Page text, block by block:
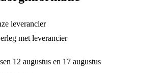
leverancier
met leverancier
12 augustus en 17 augustus